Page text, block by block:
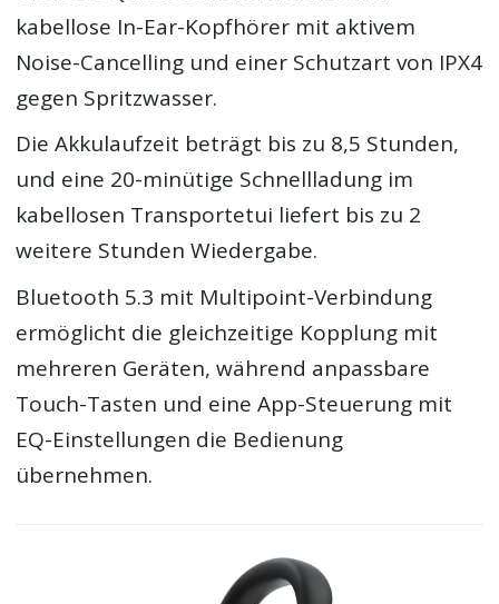
kabellose In-Ear-Kopfhörer mit aktivem
Noise-Cancelling und einer Schutzart von IPX4
gegen Spritzwasser.
Die Akkulaufzeit beträgt bis zu 8,5 Stunden,
und eine 20-minütige Schnellladung im
kabellosen Transportetui liefert bis zu 2
weitere Stunden Wiedergabe.
Bluetooth 5.3 mit Multipoint-Verbindung
ermöglicht die gleichzeitige Kopplung mit
mehreren Geräten, während anpassbare
Touch-Tasten und eine App-Steuerung mit
EQ-Einstellungen die Bedienung
übernehmen.